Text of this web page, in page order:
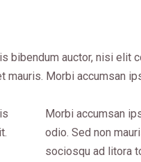
bibendum auctor, nisi elit
Morbi accumsan
Morbi accumsan
odio. Sed non
sociosqu ad litora